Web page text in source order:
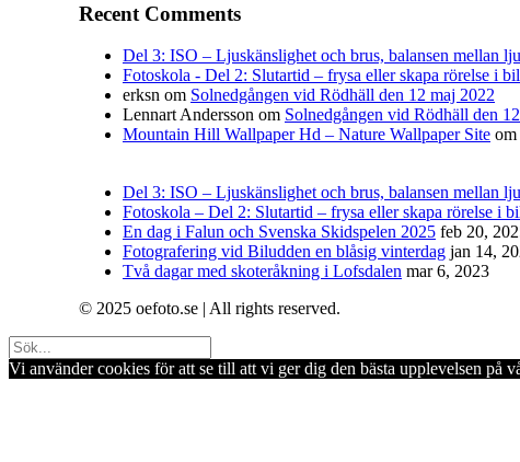
Recent Comments
Del 3: ISO – Ljuskänslighet och brus, balansen mellan
Fotoskola - Del 2: Slutartid – frysa eller skapa rörelse i
erksn om Solnedgången vid Rödhäll den 12 maj 2022
Lennart Andersson om Solnedgången vid Rödhäll den
Mountain Hill Wallpaper Hd – Nature Wallpaper Site om
Del 3: ISO – Ljuskänslighet och brus, balansen mellan
Fotoskola – Del 2: Slutartid – frysa eller skapa rörelse i
En dag i Falun och Svenska Skidspelen 2025 feb 20,
Fotografering vid Biludden en blåsig vinterdag jan 14,
Två dagar med skoteråkning i Lofsdalen mar 6, 2023
© 2025 oefoto.se | All rights reserved.
Vi använder cookies för att se till att vi ger dig den bästa upplevelsen på